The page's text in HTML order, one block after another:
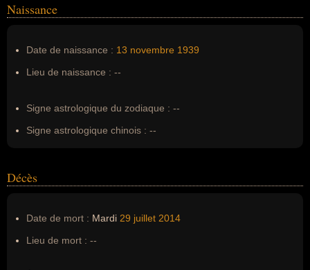
Nom de famille :Muhammad
Naissance
Date de naissance : 13 novembre 1939
Lieu de naissance : --
Signe astrologique du zodiaque : --
Signe astrologique chinois : --
Décès
Date de mort : Mardi 29 juillet 2014
Lieu de mort : --